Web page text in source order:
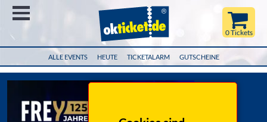
ALLE EVENTS HEUTE TICKETALARM GUTSCHEINE
0 Tickets